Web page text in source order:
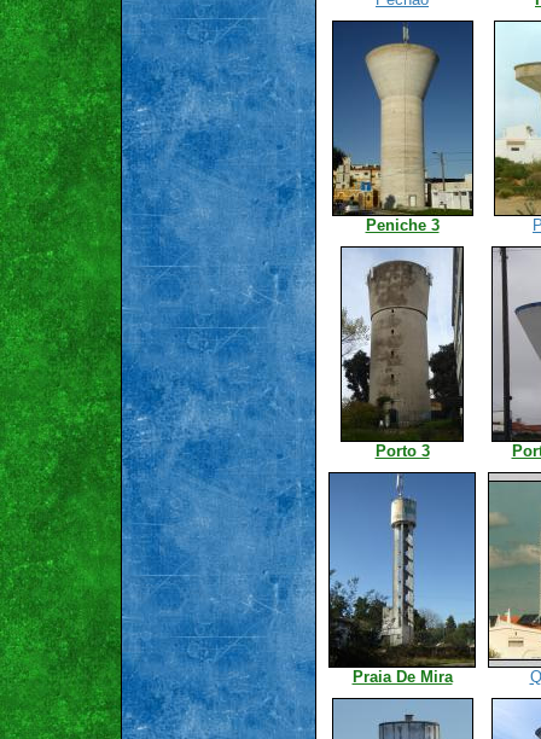
Peniche 3
Porto 3
Praia De Mira